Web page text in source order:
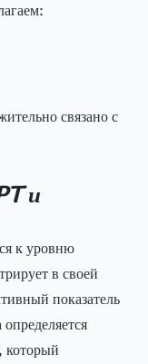
связано с
и
к уровню
в своей
показатель
который